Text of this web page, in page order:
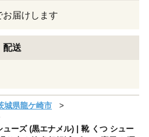
お届けします
配送
城県龍ケ崎市
ューズ (黒エナメル) | 靴 くつ シュー